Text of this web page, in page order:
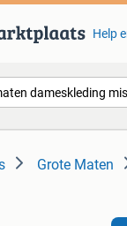
Help
Grote Maten